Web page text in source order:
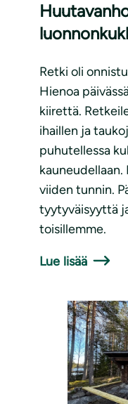
Retki oli
Hienoa
kiirettä.
ihaillen ja
puhutellessa
viiden tunnin.
tyytyväisyyttä
toisillemme.
Lue lisää